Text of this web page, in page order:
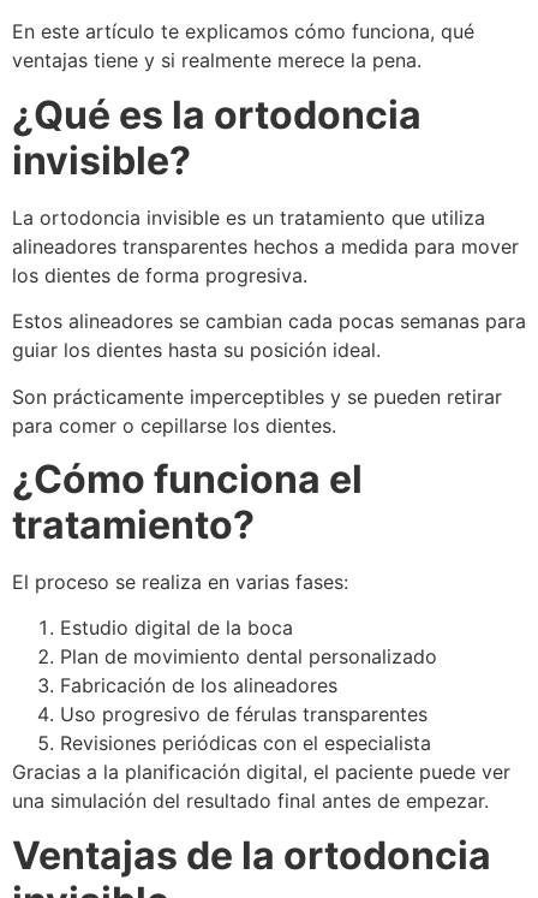
En este artículo te explicamos cómo funciona, qué
ventajas tiene y si realmente merece la pena.
¿Qué es la ortodoncia
invisible?
La ortodoncia invisible es un tratamiento que utiliza
alineadores transparentes hechos a medida para mover
los dientes de forma progresiva.
Estos alineadores se cambian cada pocas semanas para
guiar los dientes hasta su posición ideal.
Son prácticamente imperceptibles y se pueden retirar
para comer o cepillarse los dientes.
¿Cómo funciona el
tratamiento?
El proceso se realiza en varias fases:
Estudio digital de la boca
Plan de movimiento dental personalizado
Fabricación de los alineadores
Uso progresivo de férulas transparentes
Revisiones periódicas con el especialista
Gracias a la planificación digital, el paciente puede ver
una simulación del resultado final antes de empezar.
Ventajas de la ortodoncia